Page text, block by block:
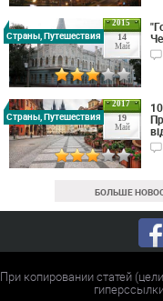
2015
14
Май
Страны, Путешествия
2017
19
Май
Страны, Путешествия
БОЛЬШЕ
При копировании статей